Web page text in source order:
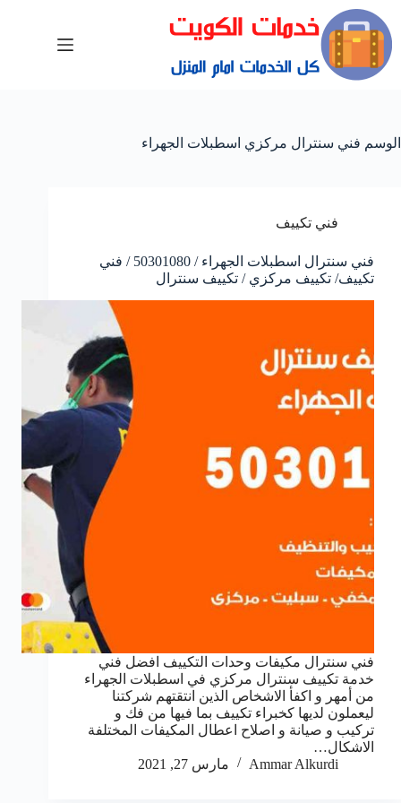
الوسم فني سنترال مركزي اسطبلات الجهراء
فني تكييف
فني سنترال اسطبلات الجهراء / 50301080 / فني
تكييف/ تكييف مركزي / تكييف سنترال
فني سنترال مكيفات وحدات التكييف افضل فني
خدمة تكييف سنترال مركزي في اسطبلات الجهراء
من أمهر و اكفأ الاشخاص الذين انتقتهم شركتنا
ليعملون لديها كخبراء تكييف بما فيها من فك و
تركيب و صيانة و اصلاح اعطال المكيفات المختلفة
الاشكال…
Ammar Alkurdi
مارس 27, 2021